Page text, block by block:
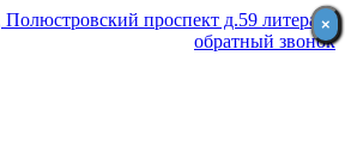
проспект д.59 литера Я
обратный звонок
×
×